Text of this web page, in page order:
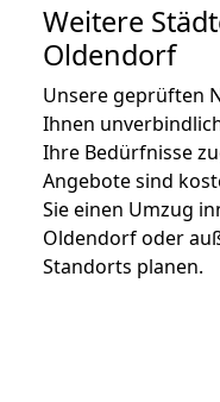
Weitere
Oldendorf
Unsere geprüften
Ihnen
Ihre Bedürfnisse
Angebote sind
Sie einen Umzug
Oldendorf oder
Standorts planen.